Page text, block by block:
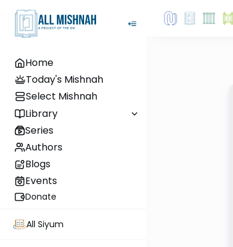
Home
Today's Mishnah
Select Mishnah
Library
Series
Authors
Blogs
Events
Donate
All Siyum